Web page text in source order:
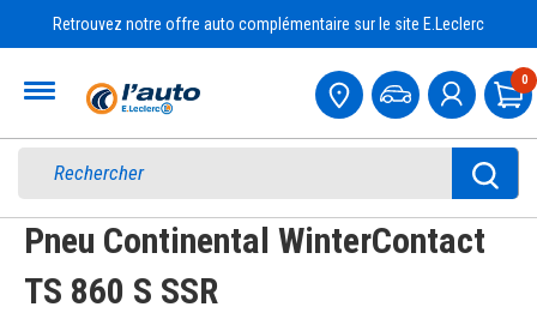
Retrouvez notre offre auto complémentaire sur le site E.Leclerc
0
Pneu Continental WinterContact
TS 860 S SSR